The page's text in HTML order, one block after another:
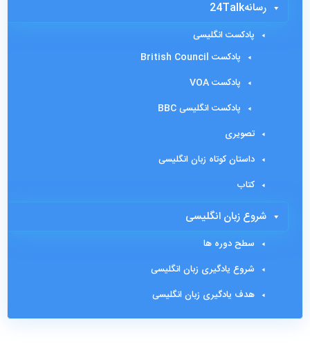
رسانه24Talk
پادکست انگلیسی
پادکست British Council
پادکست VOA
پادکست انگلیسی BBC
تصویری
داستان کوتاه زبان انگلیسی
کتاب
شروع زبان انگلیسی
سطح دوره ها
شروع یادگیری زبان انگلیسی
هدف یادگیری زبان انگلیسی